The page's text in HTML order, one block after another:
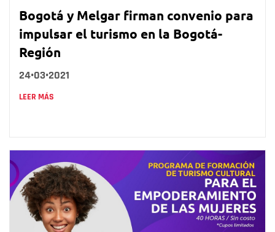
Bogotá y Melgar firman convenio para
impulsar el turismo en la Bogotá-
Región
24•03•2021
LEER MÁS